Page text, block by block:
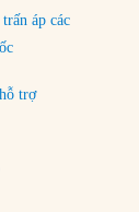
Đông
áp các
trợ